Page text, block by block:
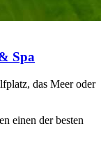
Spa
das Meer oder
einen der besten